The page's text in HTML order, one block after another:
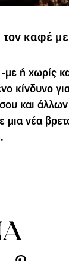
τον καφέ
ή χωρίς
κίνδυνο
και
νέα